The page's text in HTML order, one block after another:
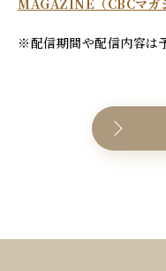
MAGAZINE（CBCマガ
※配信期間や配信内容は